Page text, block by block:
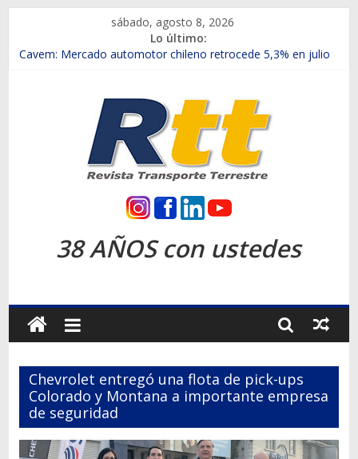
contenido
sábado, agosto 8, 2026
Lo último:
Chile es el primer mercado internacional en lanzar la nueva
Salfa suma vehículos electrificados de Chevrolet en el Biobío
Samex amplía su red con nuevas sucursales en Rancagua y
SINOTRUK Pick-ups presentó la recién estrenada Bolden en
la Expo Compras Públicas 2026
Revista
Transporte
Terrestre
Autos,
camiones,
motos,
información
del
38 AÑOS con ustedes
Chevrolet entregó una flota de pick-ups
Colorado y Montana a importante empresa
de seguridad